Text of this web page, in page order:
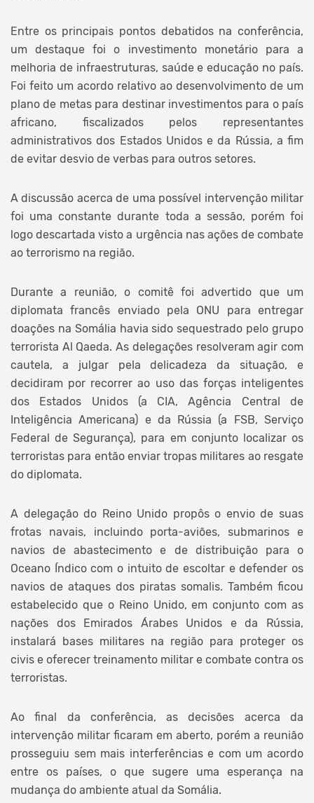
Entre os principais pontos debatidos na conferência,
um destaque foi o investimento monetário para a
melhoria de infraestruturas, saúde e educação no país.
Foi feito um acordo relativo ao desenvolvimento de um
plano de metas para destinar investimentos para o país
africano, fiscalizados pelos representantes
administrativos dos Estados Unidos e da Rússia, a fim
de evitar desvio de verbas para outros setores.
A discussão acerca de uma possível intervenção militar
foi uma constante durante toda a sessão, porém foi
logo descartada visto a urgência nas ações de combate
ao terrorismo na região.
Durante a reunião, o comitê foi advertido que um
diplomata francês enviado pela ONU para entregar
doações na Somália havia sido sequestrado pelo grupo
terrorista Al Qaeda. As delegações resolveram agir com
cautela, a julgar pela delicadeza da situação, e
decidiram por recorrer ao uso das forças inteligentes
dos Estados Unidos (a CIA, Agência Central de
Inteligência Americana) e da Rússia (a FSB, Serviço
Federal de Segurança), para em conjunto localizar os
terroristas para então enviar tropas militares ao resgate
do diplomata.
A delegação do Reino Unido propôs o envio de suas
frotas navais, incluindo porta-aviões, submarinos e
navios de abastecimento e de distribuição para o
Oceano Índico com o intuito de escoltar e defender os
navios de ataques dos piratas somalis. Também ficou
estabelecido que o Reino Unido, em conjunto com as
nações dos Emirados Árabes Unidos e da Rússia,
instalará bases militares na região para proteger os
civis e oferecer treinamento militar e combate contra os
terroristas.
Ao final da conferência, as decisões acerca da
intervenção militar ficaram em aberto, porém a reunião
prosseguiu sem mais interferências e com um acordo
entre os países, o que sugere uma esperança na
mudança do ambiente atual da Somália.